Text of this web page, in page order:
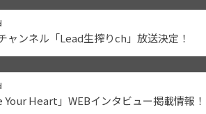
ャンネル「Lead生搾りch」放送決定！
Heart」WEBインタビュー掲載情報！